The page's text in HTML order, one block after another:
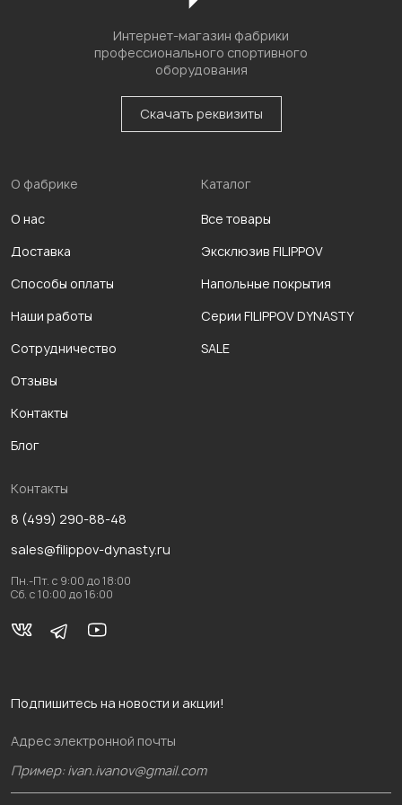
Интернет-магазин фабрики
профессионального спортивного
оборудования
Скачать реквизиты
О фабрике
О нас
Доставка
Способы оплаты
Наши работы
Сотрудничество
Отзывы
Контакты
Блог
Каталог
Все товары
Эксклюзив FILIPPOV
Напольные покрытия
Серии FILIPPOV DYNASTY
SALE
Контакты
8 (499) 290-88-48
sales@filippov-dynasty.ru
Пн.-Пт. с 9:00 до 18:00
Сб. с 10:00 до 16:00
Подпишитесь на новости и акции!
Адрес электронной почты